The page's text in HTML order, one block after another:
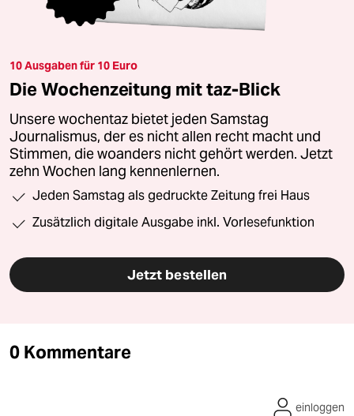
10 Ausgaben für 10 Euro
Die Wochenzeitung mit taz-Blick
Unsere wochentaz bietet jeden Samstag
Journalismus, der es nicht allen recht macht und
Stimmen, die woanders nicht gehört werden. Jetzt
zehn Wochen lang kennenlernen.
Jeden Samstag als gedruckte Zeitung frei Haus
Zusätzlich digitale Ausgabe inkl. Vorlesefunktion
Jetzt bestellen
0 Kommentare
einloggen